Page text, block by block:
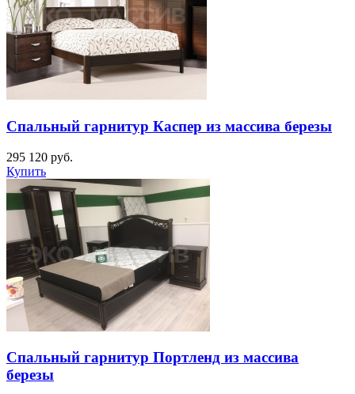
Спальный гарнитур Каспер из массива березы
295 120 руб.
Купить
Спальный гарнитур Портленд из массива
березы